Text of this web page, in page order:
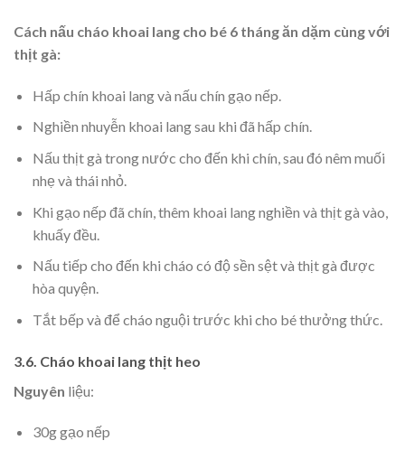
Cách nấu cháo khoai lang cho bé 6 tháng ăn dặm cùng với
thịt gà:
Hấp chín khoai lang và nấu chín gạo nếp.
Nghiền nhuyễn khoai lang sau khi đã hấp chín.
Nấu thịt gà trong nước cho đến khi chín, sau đó nêm muối
nhẹ và thái nhỏ.
Khi gạo nếp đã chín, thêm khoai lang nghiền và thịt gà vào,
khuấy đều.
Nấu tiếp cho đến khi cháo có độ sền sệt và thịt gà được
hòa quyện.
Tắt bếp và để cháo nguội trước khi cho bé thưởng thức.
3.6. Cháo khoai lang thịt heo
Nguyên liệu:
30g gạo nếp